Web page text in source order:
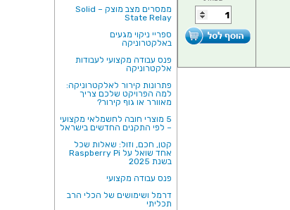
ממסרים מצב מוצק – Solid
State Relay
ספריי ניקוי מגעים
באלקטרוניקה
פנס עבודה מקצועי לעבודות
אלקטרוניקה
פתרונות קירור לאלקטרוניקה:
למה הפרויקט שלכם צריך
מאוורר או גוף קירור?
5 מוצרי חובה לחשמלאי מקצועי
– לפי התקנים החדשים בישראל
קטן, חכם, וזול: שאלות שכל
אחד שואל על Raspberry Pi
בשנת 2025
פנס עבודה מקצועי
דרמל ושימושים של הכלי הרב
תכליתי